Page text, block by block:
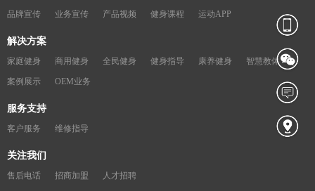
品牌宣传 业务宣传 产品视频 健身课程 运动APP
解决方案
家庭健身 商用健身 全民健身 健身指导 康养健身 智慧教体
案例展示 OEM业务
服务支持
客户服务 维修指导
关注我们
售后电话 招商加盟 人才招聘